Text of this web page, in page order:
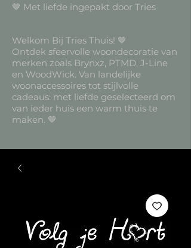
🤎 Met liefde ingepakt door Tries
Welkom Bij Tries Thuis! 🤎
Ontdek sfeervolle woondecoratie van
merken zoals Brynxz, PTMD, J-Line
en WoodWick. Van landelijke
woonaccessoires tot stijlvolle
cadeaus: met liefde geselecteerd om
van ieder huis een warm thuis te
maken. 🤎